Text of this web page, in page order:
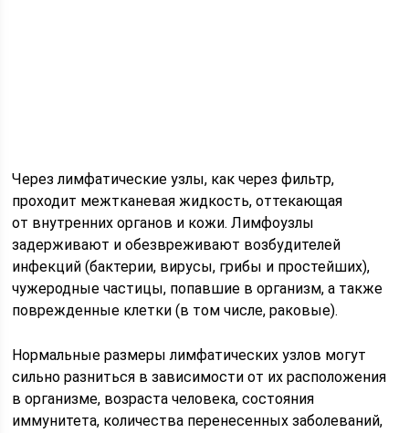
Через лимфатические узлы, как через фильтр,
проходит межтканевая жидкость, оттекающая
от внутренних органов и кожи. Лимфоузлы
задерживают и обезвреживают возбудителей
инфекций (бактерии, вирусы, грибы и простейших),
чужеродные частицы, попавшие в организм, а также
поврежденные клетки (в том числе, раковые).
Нормальные размеры лимфатических узлов могут
сильно разниться в зависимости от их расположения
в организме, возраста человека, состояния
иммунитета, количества перенесенных заболеваний,